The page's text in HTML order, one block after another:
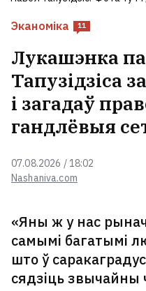
Эканоміка 11
Nashaniva.com
07.08.2026 / 18:02
Лукашэнка
Тапузідзіса
і загадаў
гандлёвыя
«Яны ж у нас
самымі багатымі
што ў
сядзіць звычайны